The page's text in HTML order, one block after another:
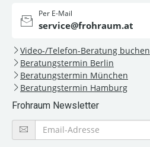
Per E-Mail
service@frohraum.at
Video-/Telefon-Beratung buchen
Beratungstermin Berlin
Beratungstermin München
Beratungstermin Hamburg
Frohraum Newsletter